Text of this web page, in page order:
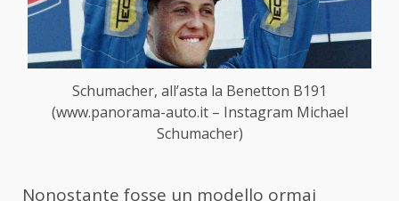
Schumacher, all’asta la Benetton B191
(www.panorama-auto.it – Instagram Michael
Schumacher)
Nonostante fosse un modello ormai